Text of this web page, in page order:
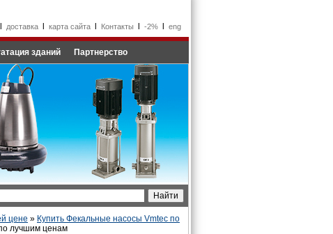
доставка карта сайта Контакты -2% eng
зданий Партнерство
цене » Купить Фекальные насосы Vmtec по
лучшим ценам